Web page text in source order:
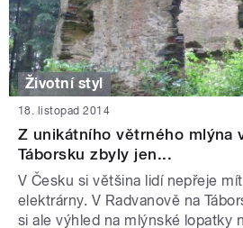
Životní styl
18. listopad 2014
Z unikátního větrného mlýna
Táborsku zbyly jen...
V Česku si většina lidí nepřeje
elektrárny. V Radvanově na
si ale výhled na mlýnské lopatky